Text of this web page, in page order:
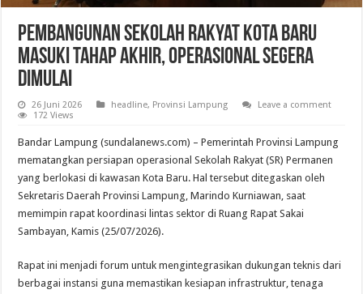
Pembangunan Sekolah Rakyat Kota Baru
Masuki Tahap Akhir, Operasional Segera
Dimulai
26 Juni 2026 headline, Provinsi Lampung
Leave a comment
172 Views
Bandar Lampung (sundalanews.com) – Pemerintah Provinsi Lampung
mematangkan persiapan operasional Sekolah Rakyat (SR) Permanen
yang berlokasi di kawasan Kota Baru. Hal tersebut ditegaskan oleh
Sekretaris Daerah Provinsi Lampung, Marindo Kurniawan, saat
memimpin rapat koordinasi lintas sektor di Ruang Rapat Sakai
Sambayan, Kamis (25/07/2026).
Rapat ini menjadi forum untuk mengintegrasikan dukungan teknis dari
berbagai instansi guna memastikan kesiapan infrastruktur, tenaga